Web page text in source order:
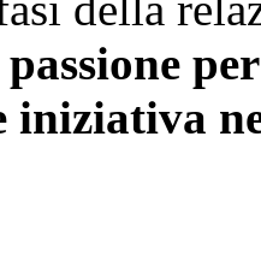
iniziativa